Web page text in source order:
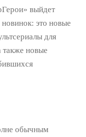
выйдет
новинок: это новые
для
также новые
обычным